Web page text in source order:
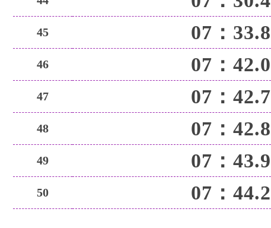
45 07：33.8
46 07：42.0
47 07：42.7
48 07：42.8
49 07：43.9
50 07：44.2